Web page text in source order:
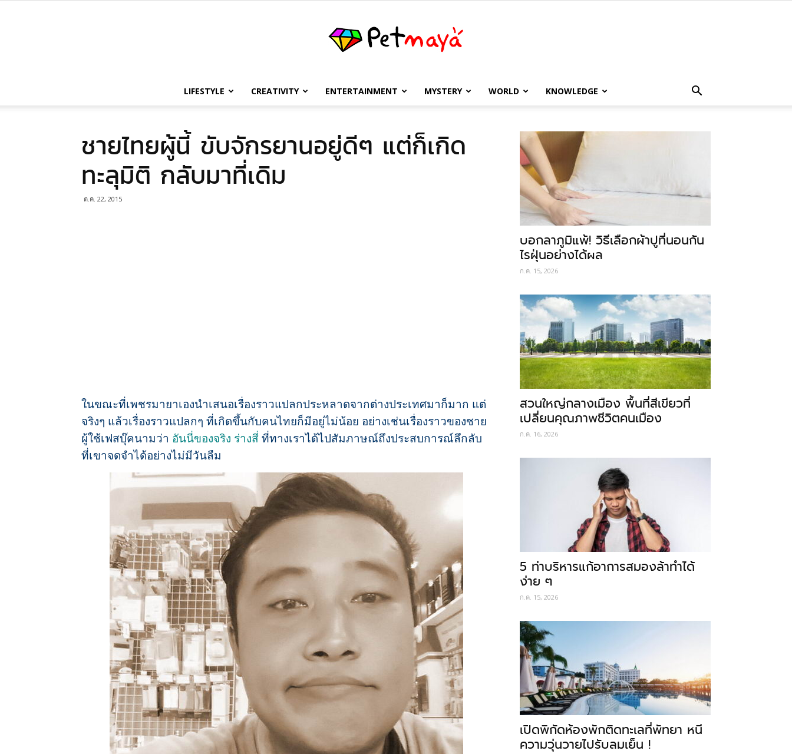
เพชร
LIFESTYLE CREATIVITY ENTERTAINMENT MYSTERY WORLD KNOWLEDGE
ชายไทยผู้นี้ ขับจักรยานอยู่ดีๆ แต่ก็เกิด
ทะลุมิติ กลับมาที่เดิม
ต.ค. 22, 2015
ในขณะที่เพชรมายาเองนำเสนอเรื่องราวแปลกประหลาดจากต่างประเทศมาก็มาก แต่
จริงๆ แล้วเรื่องราวแปลกๆ ที่เกิดขึ้นกับคนไทยก็มีอยู่ไม่น้อย อย่างเช่นเรื่องราวของชาย
ผู้ใช้เฟสบุ๊คนามว่า อันนี่ของจริง ร่างสี่ ที่ทางเราได้ไปสัมภาษณ์ถึงประสบการณ์ลึกลับ
ที่เขาจดจำได้อย่างไม่มีวันลืม
บอกลาภูมิแพ้! วิธีเลือกผ้าปูที่นอนกัน
ไรฝุ่นอย่างได้ผล
ก.ค. 15, 2026
สวนใหญ่กลางเมือง พื้นที่สีเขียวที่
เปลี่ยนคุณภาพชีวิตคนเมือง
ก.ค. 16, 2026
5 ท่าบริหารแก้อาการสมองล้าทำได้
ง่าย ๆ
ก.ค. 15, 2026
เปิดพิกัดห้องพักติดทะเลที่พัทยา หนี
ความวุ่นวายไปรับลมเย็น !